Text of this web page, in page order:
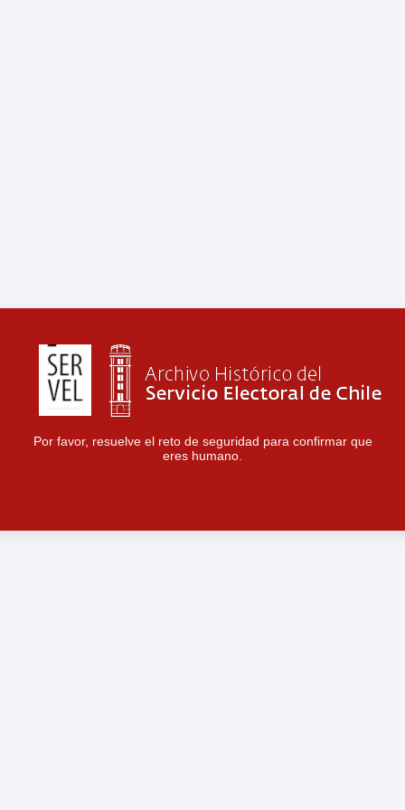
Por favor, resuelve el reto de seguridad para confirmar que
eres humano.